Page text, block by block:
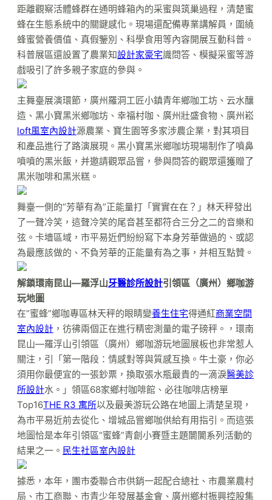
距離觀察活體蜂群在通明蜂箱內的采蜜與筑巢過程，清楚蜜
蜂在生態系統中的關鍵感化。現場還配備專業講解員，圍繞
蜂蜜營養價值、真假鑒別、科學食用等內容開展互動科普。
科普展區還設置了農業知設計家豪宅識問答、模擬采蜜等游
戲吸引了許多親子家庭的參與。
主舞臺展演環節，廣州羅洞工匠小鎮青年鄉咖工坊、云水釀
造、黑小寶黑米鄉咖坊、幸福村咖、廣州壯盛食物、廣州崧
loft風室內設計源農業、寶生園等多家涉農企業，對其項目
和產品進行了路演展現。黑小寶黑米鄉咖坊現場制作了噴鼻
噴噴的黑米飯，并邀請觀眾品嘗，參與問答的觀眾還獲贈了
黑米咖啡和黑米糕。
舞臺一側的“芳華有為”正能量打「實實在在？」林天秤發出
了一聲冷笑，這聲冷笑的尾音甚至都符合三分之二的音樂和
弦。卡墻區域，市平易近們紛紛寫下本身芳華做過的、或認
為最應該做的、不負芳華的正能量有為之事，并相互點贊。
解鎖環南昆山—羅浮山牙醫診所設計引領區（廣州）鄉咖游
玩地圖
在“蜜蜂”鄉咖專區林天秤的眼睛變養生住宅得通紅商業空間
室內設計 ，彷彿兩個正在進行精密測量的電子磅秤。，環南
昆山—羅浮山引領區（廣州）鄉咖游玩地圖展板也非常惹人
關注，引「第一階段：情感對等與質感互換。牛土豪，你必
須用你最便宜的一張鈔票，換取張水瓶最貴的一滴淚醫美診
所設計水。」領區68家鄉村咖啡館、必往咖啡店榜單
Top16THE R3 寓所以及最美游玩公路在地圖上清楚呈現，
為市平易近前去從化、增城品嘗鄉咖供給有用指引。而這張
地圖恰是本年引領區“蜜蜂”青創小賽暨主題闤闠系列活動的
結果之一。 民生社區室內設計
據悉，本年，團市委聯合市供銷一起配合總社、市農業農村
局、市工商聯、市青少年發展基金會、廣州鄉村振興控股集